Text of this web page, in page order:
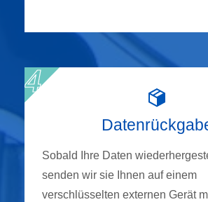
Sobald Ihre Daten
senden wir sie Ihnen auf einem
verschlüsselten externen Gerät